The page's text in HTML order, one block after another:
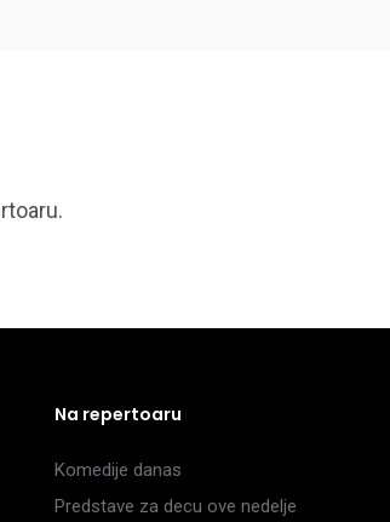
Na repertoaru
Komedije danas
Predstave za decu ove nedelje